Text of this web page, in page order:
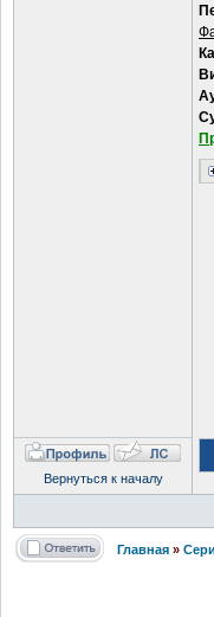
Вернуться к началу
Главная »